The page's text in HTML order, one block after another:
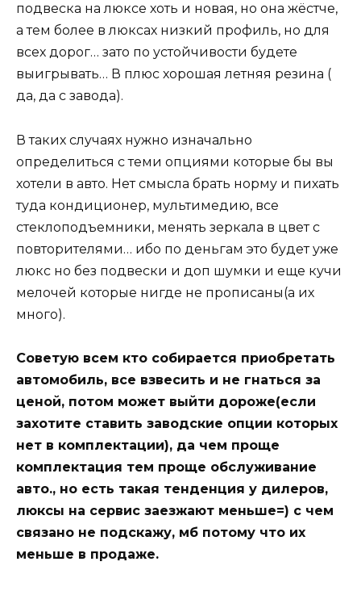
подвеска на люксе хоть и новая, но она жёстче,
а тем более в люксах низкий профиль, но для
всех дорог… зато по устойчивости будете
выигрывать… В плюс хорошая летняя резина (
да, да с завода).
В таких случаях нужно изначально
определиться с теми опциями которые бы вы
хотели в авто. Нет смысла брать норму и пихать
туда кондиционер, мультимедию, все
стеклоподъемники, менять зеркала в цвет с
повторителями… ибо по деньгам это будет уже
люкс но без подвески и доп шумки и еще кучи
мелочей которые нигде не прописаны(а их
много).
Советую всем кто собирается приобретать
автомобиль, все взвесить и не гнаться за
ценой, потом может выйти дороже(если
захотите ставить заводские опции которых
нет в комплектации), да чем проще
комплектация тем проще обслуживание
авто., но есть такая тенденция у дилеров,
люксы на сервис заезжают меньше=) с чем
связано не подскажу, мб потому что их
меньше в продаже.